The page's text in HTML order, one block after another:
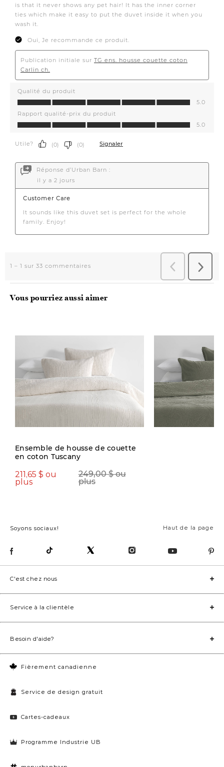
Vous pourriez aussi aimer
Ensemble de housse de couette
en coton Tuscany
249,00 $ ou
plus
211,65 $ ou
plus
Haut de la page
Soyons sociaux!
Fièrement canadienne
Service de design gratuit
Cartes-cadeaux
Programme Industrie UB
C'est chez nous
Service à la clientèle
Besoin d'aide?